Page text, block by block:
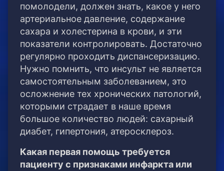
помолодели, должен знать, какое у него
артериальное давление, содержание
сахара и холестерина в крови, и эти
показатели контролировать. Достаточно
регулярно проходить диспансеризацию.
Нужно помнить, что инсульт не является
самостоятельным заболеванием, это
осложнение тех хронических патологий,
которыми страдает в наше время
большое количество людей: сахарный
диабет, гипертония, атеросклероз.
Какая первая помощь требуется
пациенту с признаками инфаркта или